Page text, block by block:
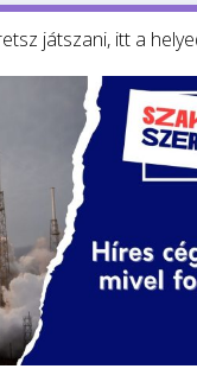
játszani, itt a